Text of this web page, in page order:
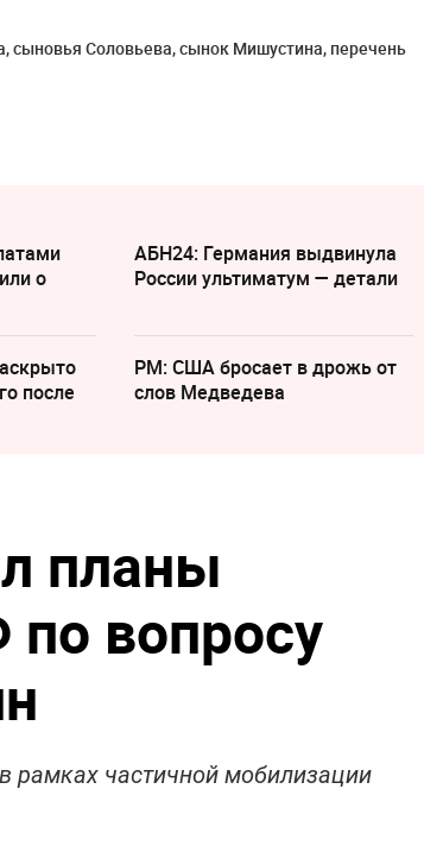
сыновья Соловьева, сынок Мишустина, перечень
о
АБН24: Германия выдвинула
России ультиматум — детали
после
PM: США бросает в дрожь от
слов Медведева
планы
вопросу
частичной мобилизации